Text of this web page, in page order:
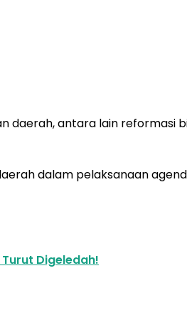
antara lain reformasi
dalam pelaksanaan
Digeledah!